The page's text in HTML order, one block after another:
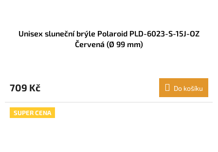
Unisex sluneční brýle Polaroid PLD-6023-S-15J-OZ
Červená (Ø 99 mm)
709 Kč Do košíku
SUPER CENA